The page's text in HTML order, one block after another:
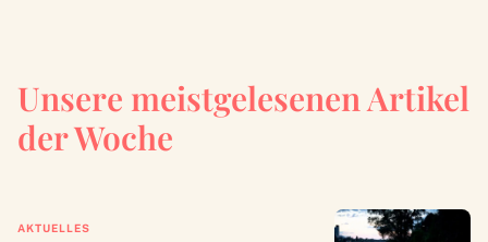
Unsere meistgelesenen Artikel
der Woche
AKTUELLES